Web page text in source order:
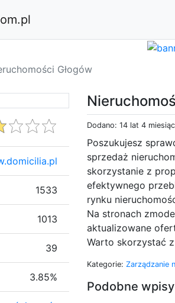
Głogów
Dodano: 14 lat 4
Poszukujesz
sprzedaż
skorzystanie z
efektywnego
rynku
Na stronach
aktualizowane
Warto skorzystać
Kategorie: Zarządzanie
Podobne wpisy
1533
1013
39
3.85%